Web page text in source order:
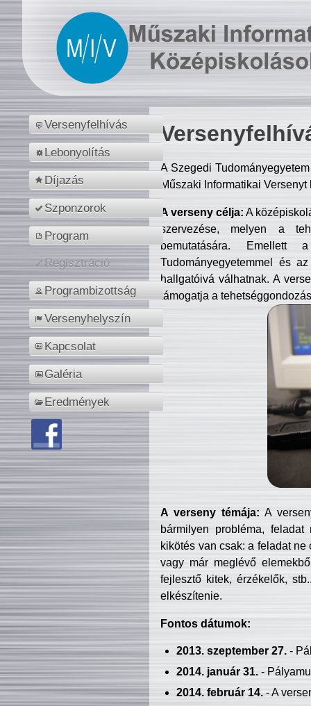
Versenyfelhívás
Lebonyolítás
Díjazás
Szponzorok
Program
Regisztráció
Programbizottság
Versenyhelyszín
Kapcsolat
Galéria
Eredmények
A Szegedi
Műszaki Informatikai
A verseny célja: A
szervezése, melyen a
bemutatására. Emellett
Tudományegyetemmel és
hallgatóivá válhatnak. A
támogatja a
A verseny témája: A
bármilyen probléma, feladat
kikötés van csak: a feladat
vagy már meglévő
fejlesztő kitek, érzékelők,
elkészítenie.
Fontos dátumok:
2013. szeptember 27.-
2014. január 31.-
2014. február 14.- A